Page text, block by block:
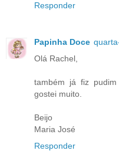
Responder
Papinha Doce
Olá Rachel,
também já fiz
gostei muito.
Beijo
Maria José
Responder